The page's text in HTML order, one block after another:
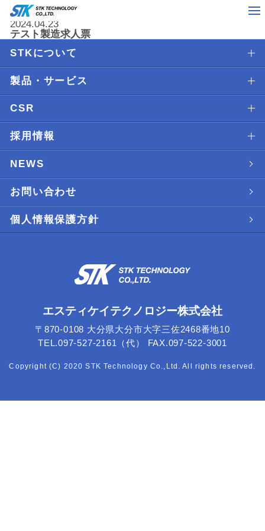
2024.04.23
テスト製造求人票
STKについて
製品・サービス
CSR
採用情報
NEWS
お問い合わせ
個人情報保護方針
エスティケイテクノロジー株式会社
〒870-0108 大分県大分市大字三佐2468番地10
TEL.097-527-2161（代） FAX.097-522-3001
Copyright (C) 2020 STK Technology Co.,Ltd. All rights reserved.